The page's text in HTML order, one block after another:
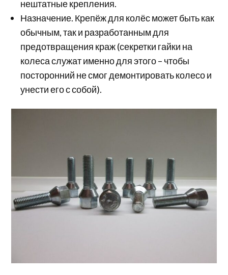
нештатные крепления.
Назначение. Крепёж для колёс может быть как
обычным, так и разработанным для
предотвращения краж (секретки гайки на
колеса служат именно для этого – чтобы
посторонний не смог демонтировать колесо и
унести его с собой).